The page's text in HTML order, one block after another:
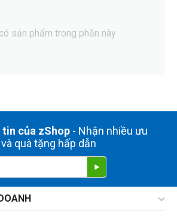
sản phẩm trong phần này
tin của zShop- Nhận nhiều ưu
quà tặng hấp dẫn